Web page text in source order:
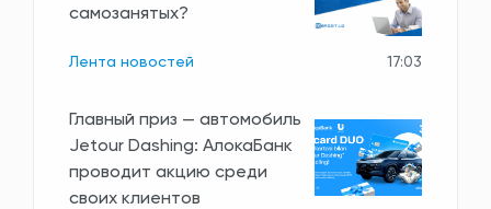
самозанятых?
Лента новостей 17:03
Главный приз — автомобиль
Jetour Dashing: АлокаБанк
проводит акцию среди
своих клиентов